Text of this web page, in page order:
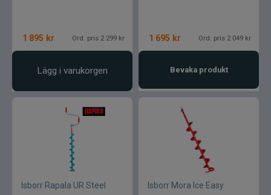
1 895 kr Ord. pris 2 299 kr
Lägg i varukorgen
1 695 kr Ord. pris 2 049 kr
Bevaka produkt
Isborr Rapala UR Steel
Isborr Mora Ice Easy